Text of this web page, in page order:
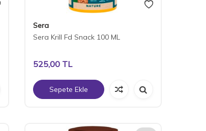
Sera
Sera Krill Fd Snack 100 ML
525,00TL
Sepete Ekle